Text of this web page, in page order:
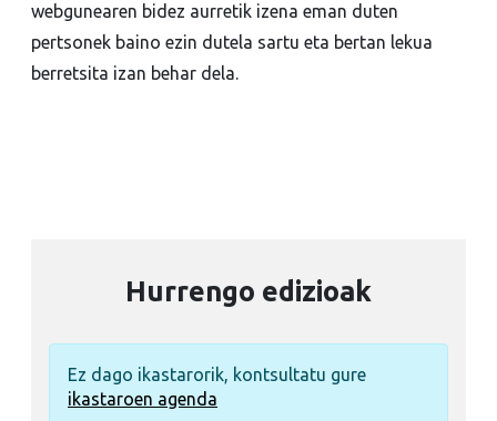
webgunearen bidez aurretik izena eman duten
pertsonek baino ezin dutela sartu eta bertan lekua
berretsita izan behar dela.
Hurrengo edizioak
Ez dago ikastarorik, kontsultatu gure
ikastaroen agenda